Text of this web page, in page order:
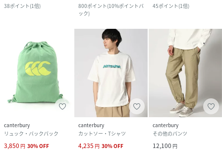
38ポイント(1倍) 800ポイント(10%ポイントバ
ック)
45ポイント(1倍)
canterbury
リュック・バックパック
3,850 円 30%OFF
canterbury
カットソー・Tシャツ
4,235 円 30%OFF
canterbury
その他のパンツ
12,100 円